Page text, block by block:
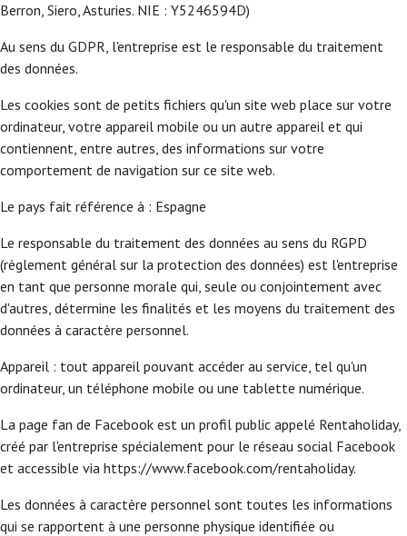
Berron, Siero, Asturies. NIE : Y5246594D)
Au sens du GDPR, l'entreprise est le responsable du traitement
des données.
Les cookies sont de petits fichiers qu'un site web place sur votre
ordinateur, votre appareil mobile ou un autre appareil et qui
contiennent, entre autres, des informations sur votre
comportement de navigation sur ce site web.
Le pays fait référence à : Espagne
Le responsable du traitement des données au sens du RGPD
(règlement général sur la protection des données) est l'entreprise
en tant que personne morale qui, seule ou conjointement avec
d'autres, détermine les finalités et les moyens du traitement des
données à caractère personnel.
Appareil : tout appareil pouvant accéder au service, tel qu'un
ordinateur, un téléphone mobile ou une tablette numérique.
La page fan de Facebook est un profil public appelé Rentaholiday,
créé par l'entreprise spécialement pour le réseau social Facebook
et accessible via https://www.facebook.com/rentaholiday.
Les données à caractère personnel sont toutes les informations
qui se rapportent à une personne physique identifiée ou